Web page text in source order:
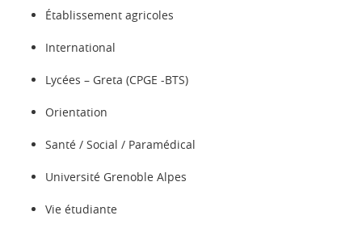
Établissement agricoles
International
Lycées – Greta (CPGE -BTS)
Orientation
Santé / Social / Paramédical
Université Grenoble Alpes
Vie étudiante